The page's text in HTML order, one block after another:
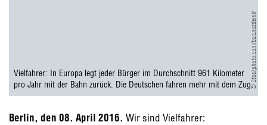
© Stockphoto.com/baranozdemir
Vielfahrer: In Europa legt jeder Bürger im Durchschnitt 961 Kilometer
pro Jahr mit der Bahn zurück. Die Deutschen fahren mehr mit dem Zug.
Berlin, den 08. April 2016. Wir sind Vielfahrer: